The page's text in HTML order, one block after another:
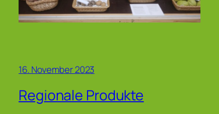
16. November 2023
Regionale Produkte